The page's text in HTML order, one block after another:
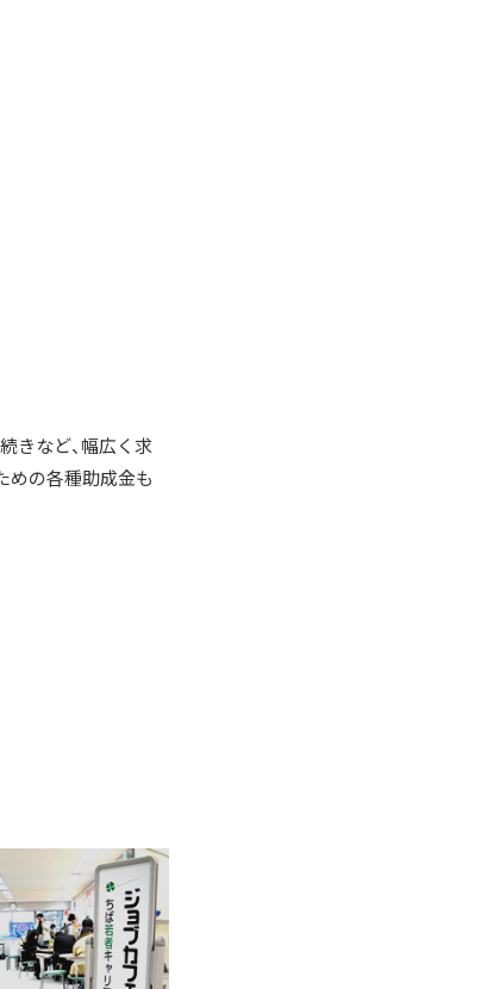
きなど、幅広く求
めの各種助成金も